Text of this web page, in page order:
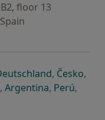
floor 13
pestaña
una nueva pestaña
abre en una nueva
se abre en
, Českose
,
pestaña
nueva pestaña
en una nueva pestaña
se abre en una nueva
, Argentinase abre en
, Perúse
,